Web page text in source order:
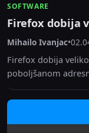
SOFTWARE
Firefox dobija
Mihailo Ivanjac•
Firefox dobija
poboljšanom
mnogo toga